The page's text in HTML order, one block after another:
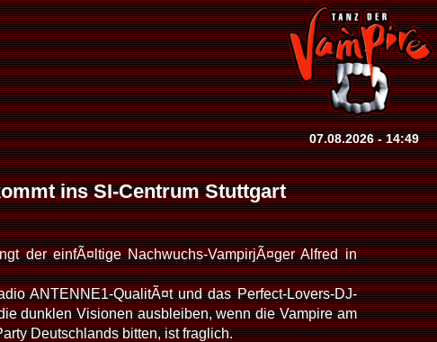
07.08.2026 - 14:49
ins SI-Centrum Stuttgart
der einfÃ¤ltige Nachwuchs-VampirjÃ¤ger Alfred in
ANTENNE1-QualitÃ¤t und das Perfect-Lovers-DJ-
dunklen Visionen ausbleiben, wenn die Vampire am
Deutschlands bitten, ist fraglich.